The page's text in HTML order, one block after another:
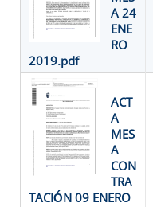
A 24
ENE
RO
2019.pdf
ACT
A
MES
A
CON
TRA
TACIÓN 09 ENERO